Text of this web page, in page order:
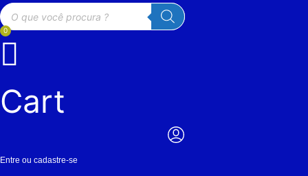
Pesquisar
produtos
0
Cart
Entre ou cadastre-se